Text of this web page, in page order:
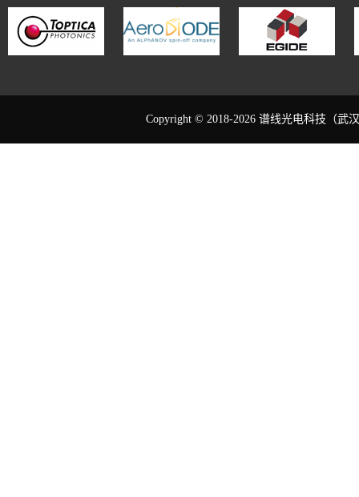
Copyright © 2018-2026 谱线光电科技（武